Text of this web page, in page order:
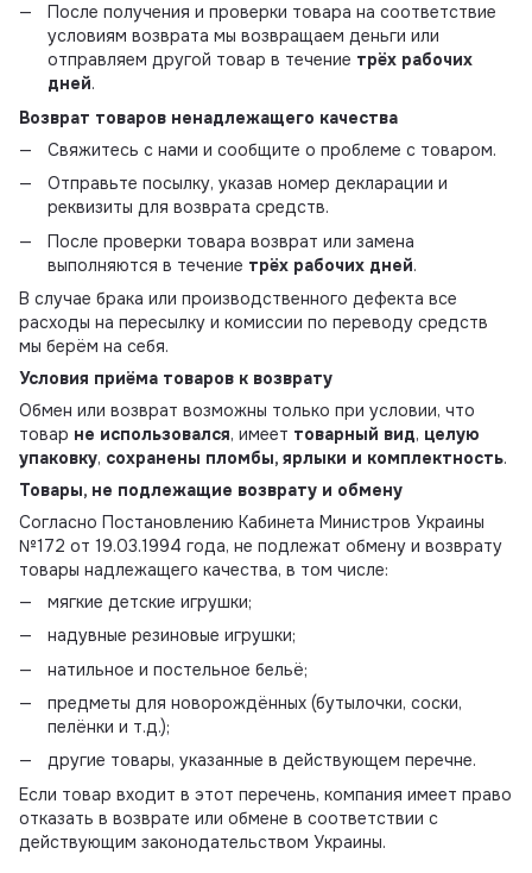
После получения и проверки товара на соответствие
условиям возврата мы возвращаем деньги или
отправляем другой товар в течение трёх рабочих
дней.
Возврат товаров ненадлежащего качества
Свяжитесь с нами и сообщите о проблеме с товаром.
Отправьте посылку, указав номер декларации и
реквизиты для возврата средств.
После проверки товара возврат или замена
выполняются в течение трёх рабочих дней.
В случае брака или производственного дефекта все
расходы на пересылку и комиссии по переводу средств
мы берём на себя.
Условия приёма товаров к возврату
Обмен или возврат возможны только при условии, что
товар не использовался, имеет товарный вид, целую
упаковку, сохранены пломбы, ярлыки и комплектность.
Товары, не подлежащие возврату и обмену
Согласно Постановлению Кабинета Министров Украины
№172 от 19.03.1994 года, не подлежат обмену и возврату
товары надлежащего качества, в том числе:
мягкие детские игрушки;
надувные резиновые игрушки;
натильное и постельное бельё;
предметы для новорождённых (бутылочки, соски,
пелёнки и т.д.);
другие товары, указанные в действующем перечне.
Если товар входит в этот перечень, компания имеет право
отказать в возврате или обмене в соответствии с
действующим законодательством Украины.